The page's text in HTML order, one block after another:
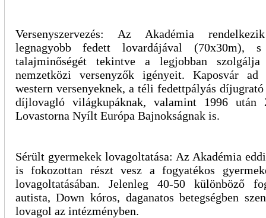
Versenyszervezés: Az Akadémia
legnagyobb fedett lovardájával (70x30m),
talajminőségét tekintve a legjobban
nemzetközi versenyzők igényeit. Kaposvár
western versenyeknek, a téli fedettpályás
díjlovagló világkupáknak, valamint 1996 után
Lovastorna Nyílt Európa Bajnokságnak is.
Sérült gyermekek lovagoltatása: Az Akadémia
is fokozottan részt vesz a fogyatékos
lovagoltatásában. Jelenleg 40-50 különböző
autista, Down kóros, daganatos betegségben
lovagol az intézményben.